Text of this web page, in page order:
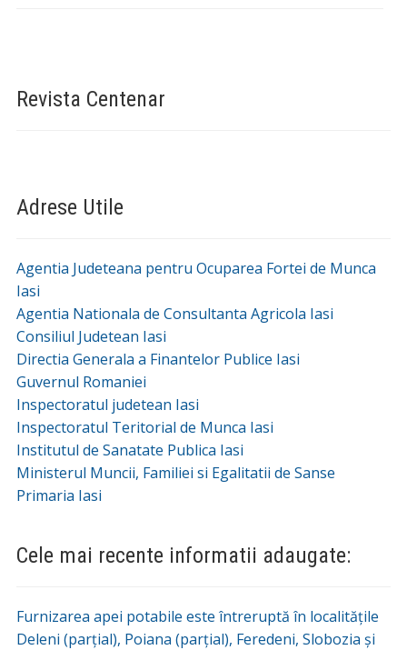
Revista Centenar
Adrese Utile
Agentia Judeteana pentru Ocuparea Fortei de Munca
Iasi
Agentia Nationala de Consultanta Agricola Iasi
Consiliul Judetean Iasi
Directia Generala a Finantelor Publice Iasi
Guvernul Romaniei
Inspectoratul judetean Iasi
Inspectoratul Teritorial de Munca Iasi
Institutul de Sanatate Publica Iasi
Ministerul Muncii, Familiei si Egalitatii de Sanse
Primaria Iasi
Cele mai recente informatii adaugate:
Furnizarea apei potabile este întreruptă în localitățile
Deleni (parțial), Poiana (parțial), Feredeni, Slobozia și